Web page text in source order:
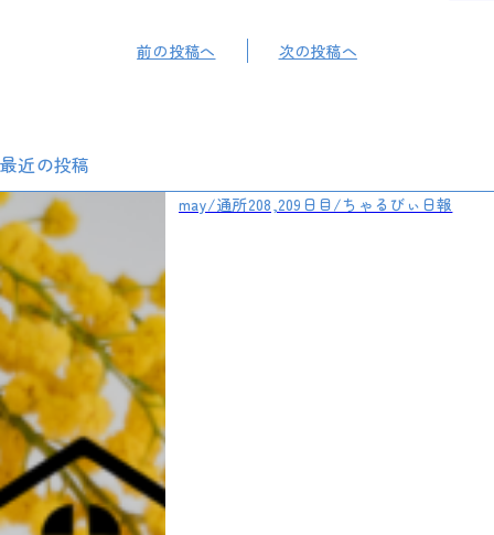
前の投稿へ 次の投稿へ
最近の投稿
may/通所208,209日目/ちゃるびぃ日報